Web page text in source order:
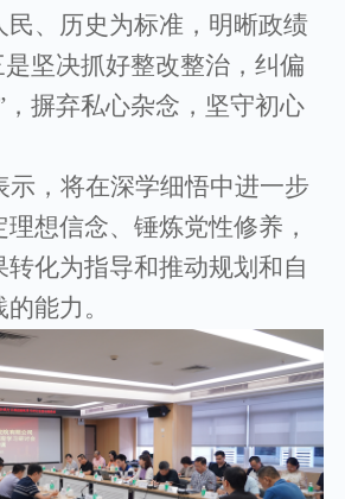
民、历史为标准，明晰政绩
是坚决抓好整改整治，纠偏
，摒弃私心杂念，坚守初心
示，将在深学细悟中进一步
想信念、锤炼党性修养，
化为指导和推动规划和自
能力。